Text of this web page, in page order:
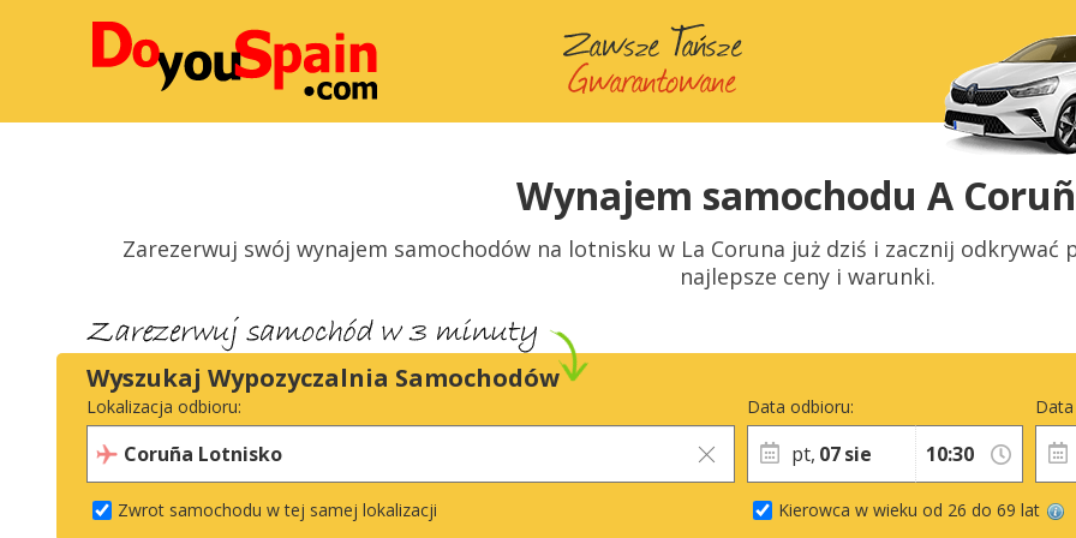
Wynajem samochodu A
Zarezerwuj swój wynajem samochodów na lotnisku w La Coruna już dziś i zacznij odkrywać
najlepsze ceny i warunki.
Wyszukaj Wypozyczalnia Samochodów
Lokalizacja odbioru:
Zwrot samochodu w tej samej lokalizacji
Data odbioru:
pt, 07sie
Kierowca w wieku od 26 do 69 lat